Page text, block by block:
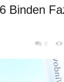
Binden
0